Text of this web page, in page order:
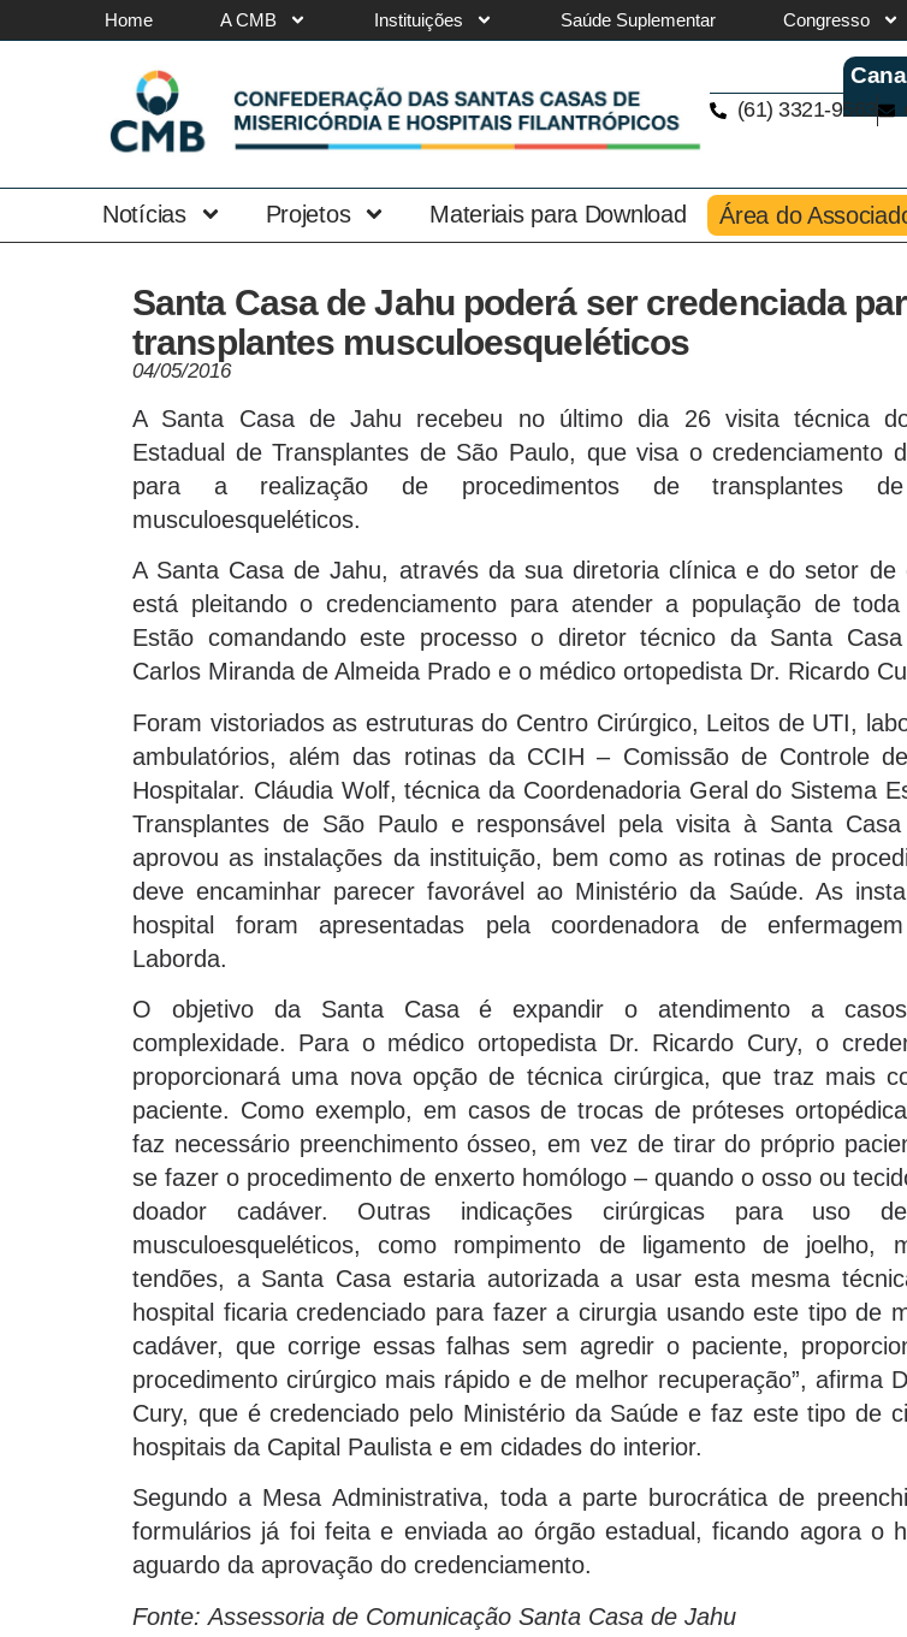
Home A CMB Instituições Saúde Suplementar Congresso
(61) 3321-9563
Notícias Projetos Materiais para Download Área do
Santa Casa de Jahu poderá ser credenciada
transplantes musculoesqueléticos
04/05/2016
A Santa Casa de Jahu recebeu no último dia 26 visita técnica
Estadual de Transplantes de São Paulo, que visa o credenciamento
para a realização de procedimentos de transplantes
musculoesqueléticos.
A Santa Casa de Jahu, através da sua diretoria clínica e do setor de
está pleitando o credenciamento para atender a população de
Estão comandando este processo o diretor técnico da Santa
Carlos Miranda de Almeida Prado e o médico ortopedista Dr. Ricardo
Foram vistoriados as estruturas do Centro Cirúrgico, Leitos de UTI,
ambulatórios, além das rotinas da CCIH – Comissão de Controle
Hospitalar. Cláudia Wolf, técnica da Coordenadoria Geral do Sistema
Transplantes de São Paulo e responsável pela visita à Santa
aprovou as instalações da instituição, bem como as rotinas de
deve encaminhar parecer favorável ao Ministério da Saúde. As
hospital foram apresentadas pela coordenadora de
Laborda.
O objetivo da Santa Casa é expandir o atendimento a
complexidade. Para o médico ortopedista Dr. Ricardo Cury, o
proporcionará uma nova opção de técnica cirúrgica, que traz mais
paciente. Como exemplo, em casos de trocas de próteses
faz necessário preenchimento ósseo, em vez de tirar do próprio
se fazer o procedimento de enxerto homólogo – quando o osso ou
doador cadáver. Outras indicações cirúrgicas para uso
musculoesqueléticos, como rompimento de ligamento de joelho,
tendões, a Santa Casa estaria autorizada a usar esta mesma
hospital ficaria credenciado para fazer a cirurgia usando este tipo de
cadáver, que corrige essas falhas sem agredir o paciente,
procedimento cirúrgico mais rápido e de melhor recuperação”, afirma
Cury, que é credenciado pelo Ministério da Saúde e faz este tipo de
hospitais da Capital Paulista e em cidades do interior.
Segundo a Mesa Administrativa, toda a parte burocrática de
formulários já foi feita e enviada ao órgão estadual, ficando agora o
aguardo da aprovação do credenciamento.
Fonte: Assessoria de Comunicação Santa Casa de Jahu